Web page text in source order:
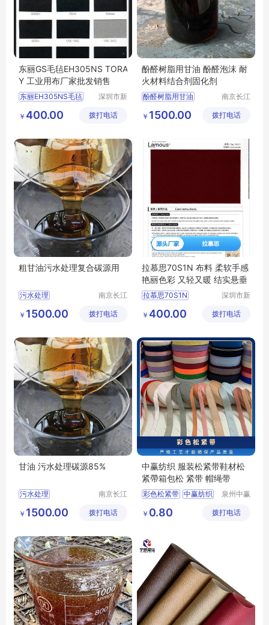
东丽GS毛毡EH305NS TORA
Y 工业用布厂家批发销售
东丽EH305NS毛毡
GS毛毡EH305NS毛毡
深圳市新
链有限公
￥ 400.00 拨打电话
酚醛树脂用甘油 酚醛泡沫 耐
火材料结合剂固化剂
酚醛树脂用甘油
酚醛树脂用甘油行情
南京长江
科技有限
￥ 1500.00 拨打电话
粗甘油污水处理复合碳源用
污水处理
污水处理行情
南京长江
科技有限
￥ 1500.00 拨打电话
拉慕思70S1N 布料 柔软手感
艳丽色彩 又轻又暖 结实悬垂
拉慕思70S1N
LAMOUS70S1N布料批发
深圳市新
链有限公
￥ 400.00 拨打电话
甘油 污水处理碳源85%
污水处理
污水处理行情
南京长江
科技有限
￥ 1500.00 拨打电话
中赢纺织 服装松紧带鞋材松
紧帶箱包松 紧带 帽绳带
彩色松紧带 中赢纺织
彩色针织松紧带
泉州中赢
有限公司
￥ 0.80 拨打电话